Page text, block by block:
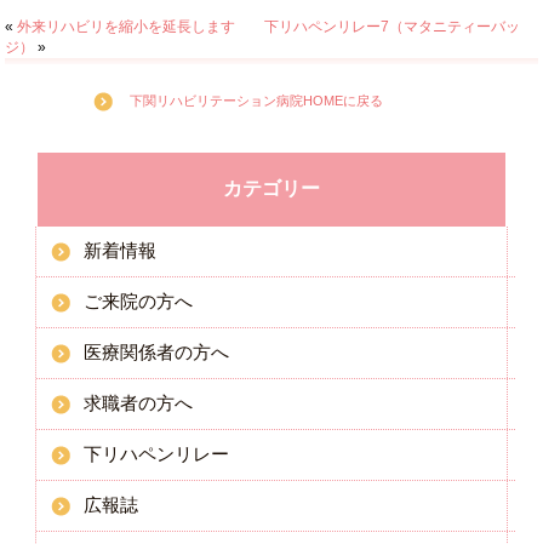
«外来リハビリを縮小を延長します
下リハペンリレー7（マタニティーバッ
ジ）
»
下関リハビリテーション病院HOMEに戻る
カテゴリー
新着情報
ご来院の方へ
医療関係者の方へ
求職者の方へ
下リハペンリレー
広報誌